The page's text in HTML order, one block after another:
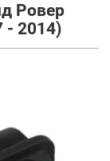
Ровер
- 2014)